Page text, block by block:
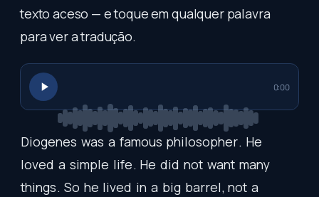
texto aceso — e toque em qualquer palavra
para ver a tradução.
0:00
Diogenes was a famous philosopher. He
loved a simple life. He did not want many
things. So he lived in a big barrel, not a